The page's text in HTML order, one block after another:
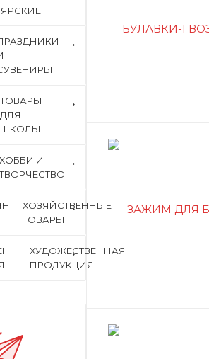
ТОВАРЫ
ДЛЯ
ШКОЛЫ
ХОББИ И
ТВОРЧЕСТВО
ХОЗЯЙСТВЕННЫЕ
ТОВАРЫ
ХУДОЖЕСТВЕННАЯ
ПРОДУКЦИЯ